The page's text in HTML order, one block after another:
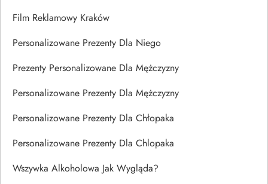
Film Reklamowy Kraków
Personalizowane Prezenty Dla Niego
Prezenty Personalizowane Dla Mężczyzny
Personalizowane Prezenty Dla Mężczyzny
Personalizowane Prezenty Dla Chłopaka
Personalizowane Prezenty Dla Chlopaka
Wszywka Alkoholowa Jak Wygląda?